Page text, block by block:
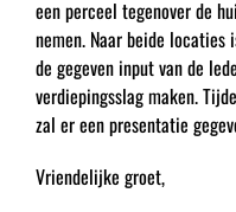
een perceel tegenover de
nemen. Naar beide locaties
de gegeven input van de
verdiepingsslag maken.
zal er een presentatie
Vriendelijke groet,